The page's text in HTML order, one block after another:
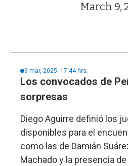
March 9,
9 mar, 2025. 17:44 hrs.
Los convocados de
sorpresas
Diego Aguirre definió los
disponibles para el
como las de Damián
Machado y la presencia